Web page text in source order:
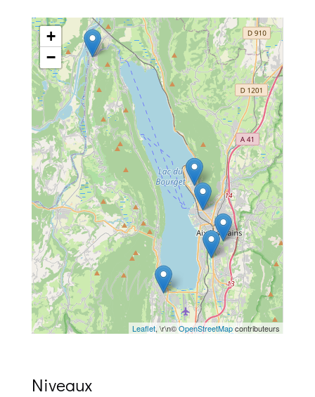
+
−
Leaflet, \r\n©OpenStreetMapcontributeurs
Niveaux